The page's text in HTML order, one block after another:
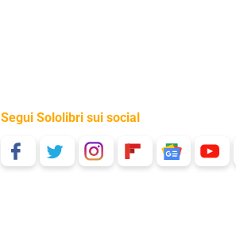
Segui Sololibri sui social